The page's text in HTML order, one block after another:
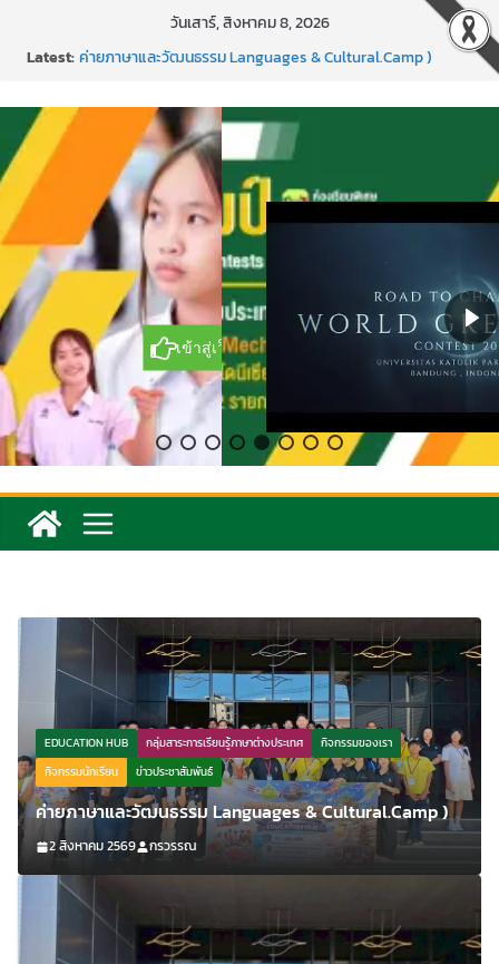
content
วันเสาร์, สิงหาคม 8, 2026
Latest:แข่งขันกีฬาบาสเกตบอลรายการ “ออมสิน Youth Sports
กิจกรรมบริจาคโลหิต ยิ่งให้ยิ่งได้ ครั้งที่ 51
กีฬาอีสปอร์ต (FC Online PC)
การพัฒนานวัตกรรมบอร์ดเกม เพื่อการเรียนรู้เชิงรุก ประจำปี
2569
EDUCATION HUB กลุ่มสาระการเรียนรู้ภาษาต่างประเทศ
กิจกรรมของเรา
กิจกรรมนักเรียน
ข่าวประชาสัมพันธ์
ค่ายภาษาและวัฒนธรรม Languages & Cultural.Camp )
2 สิงหาคม 2569 กรวรรณ